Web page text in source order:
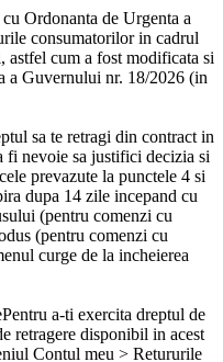
Ordonanta de Urgenta a
consumatorilor in cadrul
astfel cum a fost modificata si
a Guvernului nr. 18/2026 (in
sa te retragi din contract in
fi nevoie sa justifici decizia si
prevazute la punctele 4 si
dupa 14 zile incepand cu
(pentru comenzi cu
(pentru comenzi cu
curge de la incheierea
a-ti exercita dreptul de
retragere disponibil in acest
Contul meu > Retururile